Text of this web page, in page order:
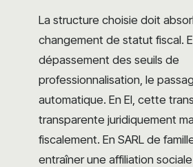
La structure choisie doit
changement de statut fiscal.
dépassement des seuils de
professionnalisation, le
automatique. En EI, cette
transparente juridiquement
fiscalement. En SARL de
entraîner une affiliation